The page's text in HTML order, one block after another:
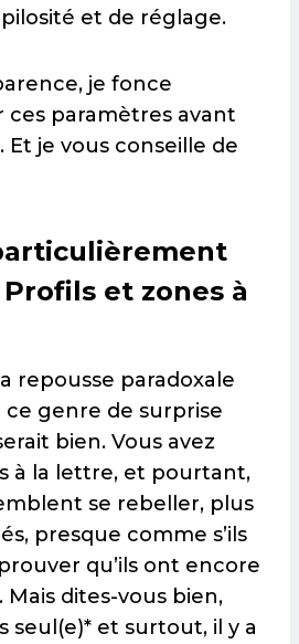
et de réglage.
je fonce
ces paramètres avant
Et je vous conseille de
et zones à
repousse paradoxale
ce genre de surprise
bien. Vous avez
à la lettre, et pourtant,
se rebeller, plus
presque comme s’ils
qu’ils ont encore
Mais dites-vous bien,
seul(e)* et surtout, il y a